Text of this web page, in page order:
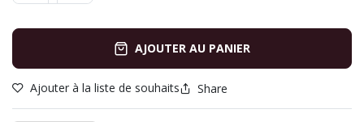
AJOUTER AU PANIER
Ajouter à la liste de souhaits Share